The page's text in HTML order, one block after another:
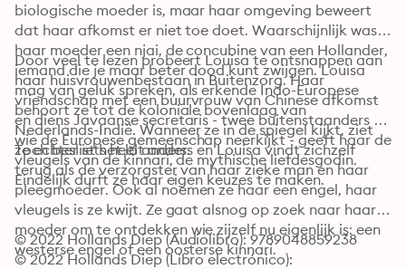
biologische moeder is, maar haar omgeving beweert
dat haar afkomst er niet toe doet. Waarschijnlijk was
haar moeder een njai, de concubine van een Hollander,
iemand die je maar beter dood kunt zwijgen. Louisa
mag van geluk spreken, als erkende Indo-Europese
behoort ze tot de koloniale bovenlaag van
Nederlands-Indië. Wanneer ze in de spiegel kijkt, ziet
ze echter iets heel anders.
Door veel te lezen probeert Louisa te ontsnappen aan
haar huisvrouwenbestaan in Buitenzorg. Haar
vriendschap met een buurvrouw van Chinese afkomst
en diens Javaanse secretaris - twee buitenstaanders op
wie de Europese gemeenschap neerkijkt - geeft haar de
vleugels van de kinnari, de mythische liefdesgodin.
Eindelijk durft ze haar eigen keuzes te maken.
Toch beslist het lot anders en Louisa vindt zichzelf
terug als de verzorgster van haar zieke man en haar
pleegmoeder. Ook al noemen ze haar een engel, haar
vleugels is ze kwijt. Ze gaat alsnog op zoek naar haar
moeder om te ontdekken wie zijzelf nu eigenlijk is: een
westerse engel of een oosterse kinnari.
© 2022 Hollands Diep (Audiolibro): 9789048859238
© 2022 Hollands Diep (Libro electrónico):